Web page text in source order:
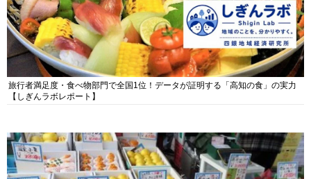
旅行者満足度・食べ物部門で全国1位！データが証明する「高知の食」の実力
【しぎんラボレポート】